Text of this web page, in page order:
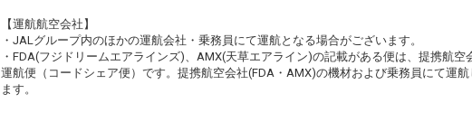
【運航航空会社】
・JALグループ内のほかの運航会社・乗務員にて運航となる場合がございます。
・FDA(フジドリームエアラインズ)、AMX(天草エアライン)の記載がある便は、提携航
運航便（コードシェア便）です。提携航空会社(FDA・AMX)の機材および乗務員にて運
ます。